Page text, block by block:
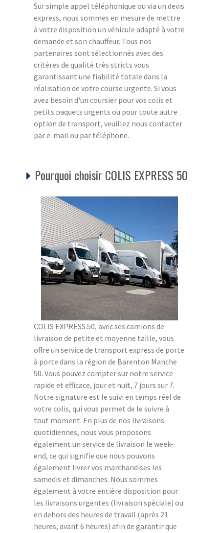
Sur simple appel téléphonique ou via un devis
express, nous sommes en mesure de mettre
à votre disposition un véhicule adapté à votre
demande et son chauffeur. Tous nos
partenaires sont sélectionnés avec des
critères de qualité très stricts vous
garantissant une fiabilité totale dans la
réalisation de votre course urgente. Si vous
avez besoin d'un coursier pour vos colis et
petits paquets urgents ou pour toute autre
option de transport, veuillez nous contacter
par e-mail ou par téléphone.
Pourquoi choisir COLIS EXPRESS 50
COLIS EXPRESS 50, avec ses camions de
livraison de petite et moyenne taille, vous
offre un service de transport express de porte
à porte dans la région de Barenton Manche
50. Vous pouvez compter sur notre service
rapide et efficace, jour et nuit, 7 jours sur 7.
Notre signature est le suivi en temps réel de
votre colis, qui vous permet de le suivre à
tout moment. En plus de nos livraisons
quotidiennes, nous vous proposons
également un service de livraison le week-
end, ce qui signifie que nous pouvons
également livrer vos marchandises les
samedis et dimanches. Nous sommes
également à votre entière disposition pour
les livraisons urgentes (livraison spéciale) ou
en dehors des heures de travail (après 21
heures, avant 6 heures) afin de garantir que